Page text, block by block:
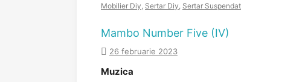
Mobilier Diy Sertar Diy Sertar Suspendat
Mambo Number Five (IV)
26 februarie 2023
Muzica